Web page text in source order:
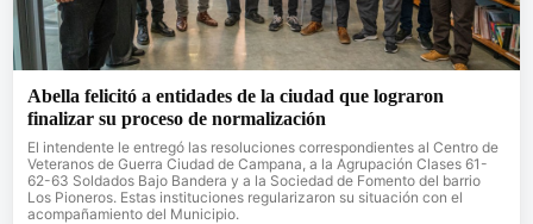
Abella felicitó a entidades de la ciudad que lograron
finalizar su proceso de normalización
El intendente le entregó las resoluciones correspondientes al Centro de
Veteranos de Guerra Ciudad de Campana, a la Agrupación Clases 61-
62-63 Soldados Bajo Bandera y a la Sociedad de Fomento del barrio
Los Pioneros. Estas instituciones regularizaron su situación con el
acompañamiento del Municipio.